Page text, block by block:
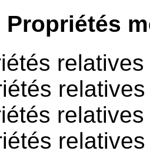
Propriétés